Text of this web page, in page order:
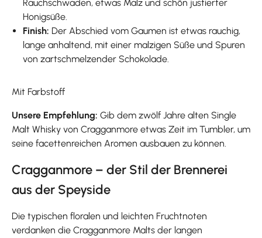
Rauchschwaden, etwas Malz und schön justierter
Honigsüße.
Finish: Der Abschied vom Gaumen ist etwas rauchig,
lange anhaltend, mit einer malzigen Süße und Spuren
von zartschmelzender Schokolade.
Mit Farbstoff
Unsere Empfehlung: Gib dem zwölf Jahre alten Single
Malt Whisky von Cragganmore etwas Zeit im Tumbler, um
seine facettenreichen Aromen ausbauen zu können.
Cragganmore – der Stil der Brennerei
aus der Speyside
Die typischen floralen und leichten Fruchtnoten
verdanken die Cragganmore Malts der langen